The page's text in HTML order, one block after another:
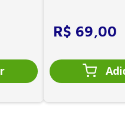
R$ 69,00